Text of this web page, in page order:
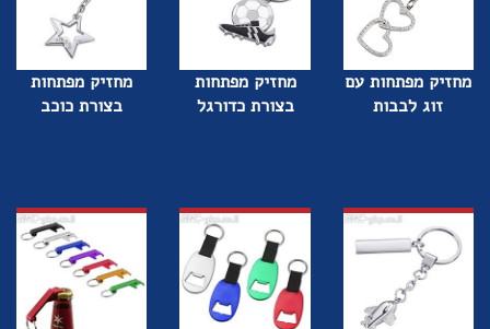
מחזיק מפתחות עם
זוג לבבות
מחזיק מפתחות
בצורת כדורגל
מחזיק מפתחות
בצורת כוכב